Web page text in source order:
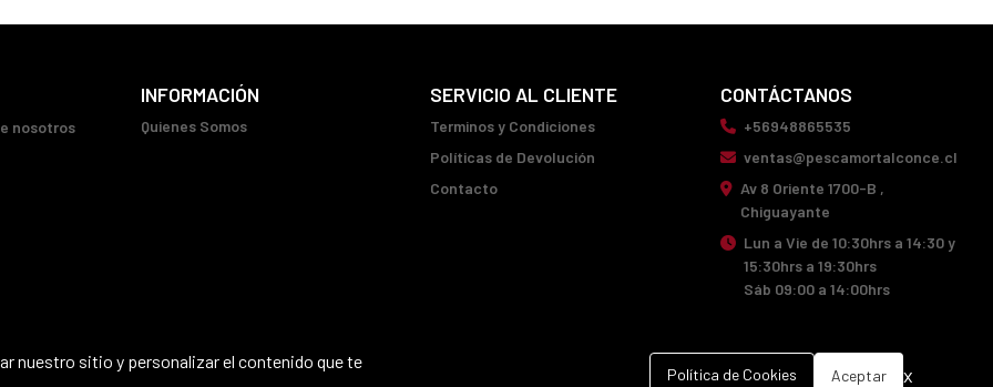
nosotros
INFORMACIÓN
Quienes Somos
SERVICIO AL CLIENTE
Terminos y Condiciones
Políticas de Devolución
Contacto
CONTÁCTANOS
+56948865535
ventas@pescamortalconce.cl
Av 8 Oriente 1700-B ,
Chiguayante
Lun a Vie de 10:30hrs a 14:30 y
15:30hrs a 19:30hrs
Sáb 09:00 a 14:00hrs
nuestro sitio y personalizar el contenido que te
Política de Cookies Aceptar x